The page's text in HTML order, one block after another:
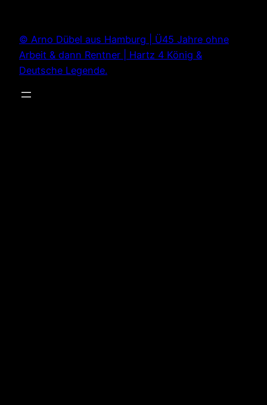
springen
© Arno Dübel aus Hamburg | Ü45 Jahre ohne
Arbeit & dann Rentner | Hartz 4 König &
Deutsche Legende.